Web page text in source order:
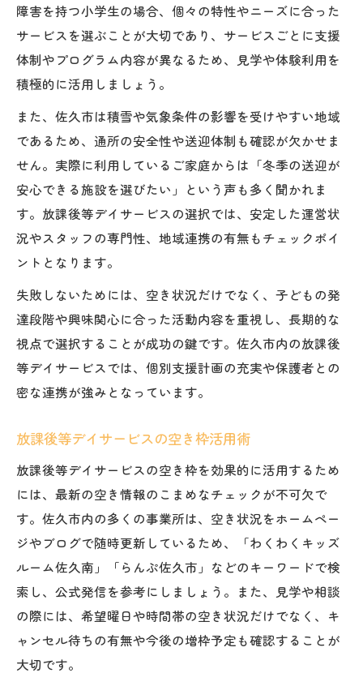
障害を持つ小学生の場合、個々の特性やニーズに合った
サービスを選ぶことが大切であり、サービスごとに支援
体制やプログラム内容が異なるため、見学や体験利用を
積極的に活用しましょう。
また、佐久市は積雪や気象条件の影響を受けやすい地域
であるため、通所の安全性や送迎体制も確認が欠かせま
せん。実際に利用しているご家庭からは「冬季の送迎が
安心できる施設を選びたい」という声も多く聞かれま
す。放課後等デイサービスの選択では、安定した運営状
況やスタッフの専門性、地域連携の有無もチェックポイ
ントとなります。
失敗しないためには、空き状況だけでなく、子どもの発
達段階や興味関心に合った活動内容を重視し、長期的な
視点で選択することが成功の鍵です。佐久市内の放課後
等デイサービスでは、個別支援計画の充実や保護者との
密な連携が強みとなっています。
放課後等デイサービスの空き枠活用術
放課後等デイサービスの空き枠を効果的に活用するため
には、最新の空き情報のこまめなチェックが不可欠で
す。佐久市内の多くの事業所は、空き状況をホームペー
ジやブログで随時更新しているため、「わくわくキッズ
ルーム佐久南」「らんぷ佐久市」などのキーワードで検
索し、公式発信を参考にしましょう。また、見学や相談
の際には、希望曜日や時間帯の空き状況だけでなく、キ
ャンセル待ちの有無や今後の増枠予定も確認することが
大切です。